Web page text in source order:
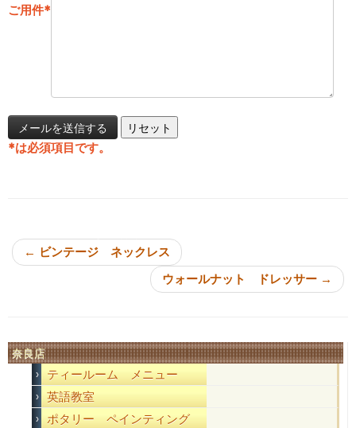
ご用件*
*は必須項目です。
← ビンテージ ネックレス
ウォールナット ドレッサー →
奈良店
ティールーム メニュー
英語教室
ポタリー ペインティング